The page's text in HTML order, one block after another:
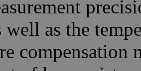
well as the
compensation